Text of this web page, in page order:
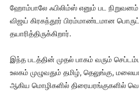
ஹோம்பாலே ஃபிலிம்ஸ் எனும் பட நிறுவனம்
விஜய் கிரகந்தூர் பிரம்மாண்டமான
தயாரித்திருக்கிறார்.
இந்த படத்தின் முதல் பாகம் வரும்
உலகம் முழுவதும் தமிழ், தெலுங்கு,
ஆகிய மொழிகளில் திரையரங்குகளில்